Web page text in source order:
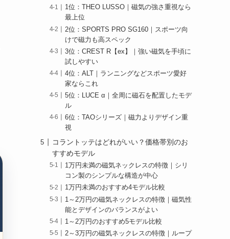
1位：THEO LUSSO｜磁気の強さ重視なら
最上位
2位：SPORTS PRO SG160｜スポーツ向
けで磁力も高スペック
3位：CREST R【ex】｜強い磁気を手頃に
試しやすい
4位：ALT｜ランニングなどスポーツ愛好
家ならこれ
5位：LUCE α｜全周に磁石を配置したモデ
ル
6位：TAOシリーズ｜磁力よりデザイン重
視
コラントッテはどれがいい？価格帯別のお
すすめモデル
1万円未満の磁気ネックレスの特徴｜シリ
コン製のシンプルな構造が中心
1万円未満のおすすめ4モデル比較
1～2万円の磁気ネックレスの特徴｜磁気性
能とデザインのバランスがよい
1～2万円のおすすめ5モデル比較
2～3万円の磁気ネックレスの特徴｜ループ